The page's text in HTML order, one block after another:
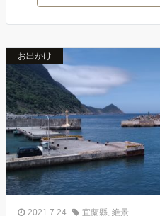
お出かけ
2021.7.24 宜蘭縣, 絶景